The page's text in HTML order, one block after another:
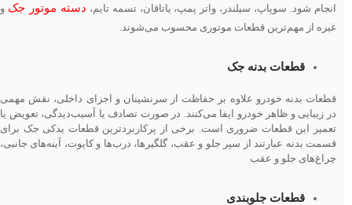
انجام شود. سوپاپ، سیلندر، واتر پمپ، یاتاقان، تسمه تایم،دسته موتور جکو
غیره از مهم‌ترین قطعات موتوری محسوب می‌شوند.
قطعات بدنه جک
قطعات بدنه خودرو علاوه بر حفاظت از سرنشینان و اجزای داخلی، نقش مهمی
در زیبایی و ظاهر خودرو ایفا می‌کنند. در صورت تصادف یا آسیب‌دیدگی، تعویض یا
تعمیر این قطعات ضروری است. برخی از پرکاربردترین قطعات یدکی جک برای
قسمت بدنه عبارتند از سپر جلو و عقب، گلگیرها، درب‌ها و کاپوت، آینه‌های جانبی،
چراغ‌های جلو و عقب
قطعات جلوبندی